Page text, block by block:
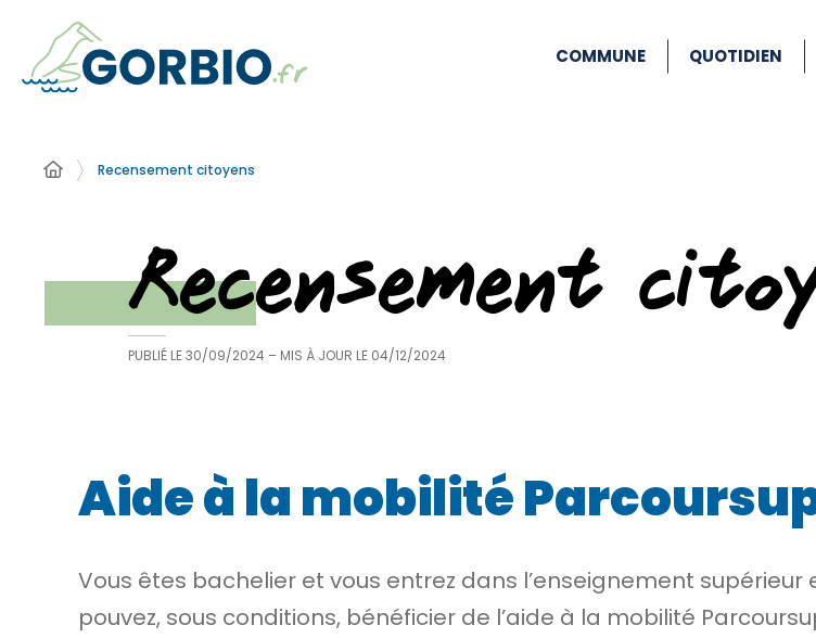
COMMUNE QUOTIDIEN
Recensement citoyens
Recensement
PUBLIÉ LE30/09/2024 – MIS À JOUR LE 04/12/2024
Aide à la mobilité
Vous êtes bachelier et vous entrez dans l’enseignement
pouvez, sous conditions, bénéficier de l’aide à la mobilité